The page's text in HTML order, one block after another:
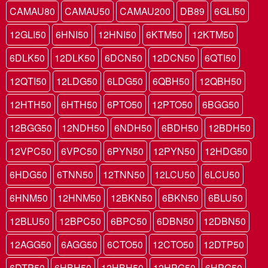
CAMAU80 CAMAU50 CAMAU200 DB89
6GLI50
12GLI50
6HNI50 12HNI50 6KTM50
12KTM50
6DLK50
12DLK50 6DCN50 12DCN50
6QTI50
12QTI50
12LDG50 6LDG50 6QBH50
12QBH50
12HTH50
6HTH50 6PTO50 12PTO50
6BGG50
12BGG50
12NDH50 6NDH50 6BDH50
12BDH50
12VPC50
6VPC50 6PYN50 12PYN50
12HDG50
6HDG50
6TNN50 12TNN50 12LCU50
6LCU50
6HNM50
12HNM50 12BKN50 6BKN50
6BLU50
12BLU50
12BPC50 6BPC50 6DBN50
12DBN50
12AGG50
6AGG50 6CTO50 12CTO50
12DTP50